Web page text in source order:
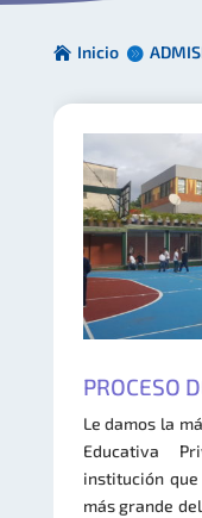
Inicio
PROCESO
Le damos la
Educativa
institución
más grande